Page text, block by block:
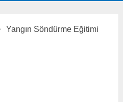
Yangın Söndürme Eğitimi